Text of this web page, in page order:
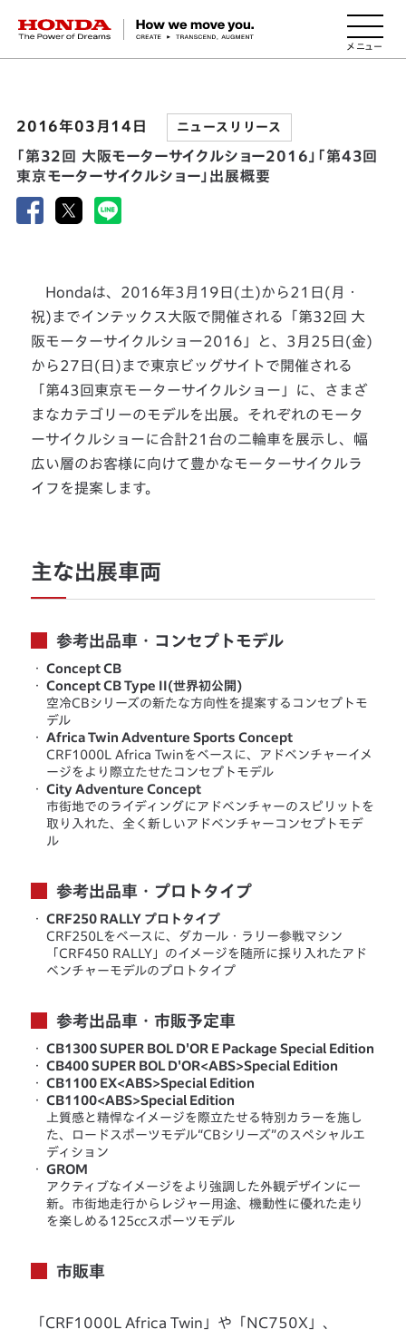
HONDA The Power of Dreams
2016年03月14日 ニュースリリース
「第32回 大阪モーターサイクルショー2016」「第43回
東京モーターサイクルショー」出展概要
Hondaは、2016年3月19日(土)から21日(月・
祝)までインテックス大阪で開催される「第32回 大
阪モーターサイクルショー2016」と、3月25日(金)
から27日(日)まで東京ビッグサイトで開催される
「第43回東京モーターサイクルショー」に、さまざ
まなカテゴリーのモデルを出展。それぞれのモータ
ーサイクルショーに合計21台の二輪車を展示し、幅
広い層のお客様に向けて豊かなモーターサイクルラ
イフを提案します。
主な出展車両
参考出品車・コンセプトモデル
・
Concept CB
・
Concept CB Type II(世界初公開)
空冷CBシリーズの新たな方向性を提案するコンセプトモ
デル
・
Africa Twin Adventure Sports Concept
CRF1000L Africa Twinをベースに、アドベンチャーイメ
ージをより際立たせたコンセプトモデル
・
City Adventure Concept
市街地でのライディングにアドベンチャーのスピリットを
取り入れた、全く新しいアドベンチャーコンセプトモデ
ル
参考出品車・プロトタイプ
・
CRF250 RALLY プロトタイプ
CRF250Lをベースに、ダカール・ラリー参戦マシン
「CRF450 RALLY」のイメージを随所に採り入れたアド
ベンチャーモデルのプロトタイプ
参考出品車・市販予定車
・
CB1300 SUPER BOL D'OR E Package Special Edition
・
CB400 SUPER BOL D'OR<ABS>Special Edition
・
CB1100 EX<ABS>Special Edition
・
CB1100<ABS>Special Edition
上質感と精悍なイメージを際立たせる特別カラーを施し
た、ロードスポーツモデル“CBシリーズ”のスペシャルエ
ディション
・
GROM
アクティブなイメージをより強調した外観デザインに一
新。市街地走行からレジャー用途、機動性に優れた走り
を楽しめる125ccスポーツモデル
市販車
「CRF1000L Africa Twin」や「NC750X」、